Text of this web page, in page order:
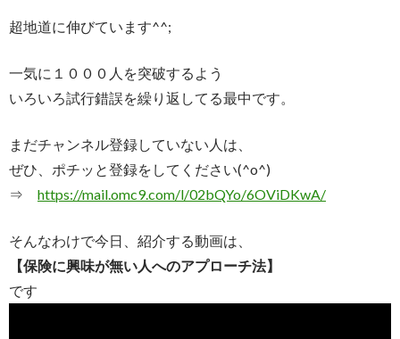
超地道に伸びています^^;
一気に１０００人を突破するよう
いろいろ試行錯誤を繰り返してる最中です。
まだチャンネル登録していない人は、
ぜひ、ポチッと登録をしてください(^o^)
⇒ https://mail.omc9.com/l/02bQYo/6OViDKwA/
そんなわけで今日、紹介する動画は、
【保険に興味が無い人へのアプローチ法】
です